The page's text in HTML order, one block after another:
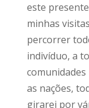
este
minhas
percorrer
indivíduo, a
as nações,
girarei por